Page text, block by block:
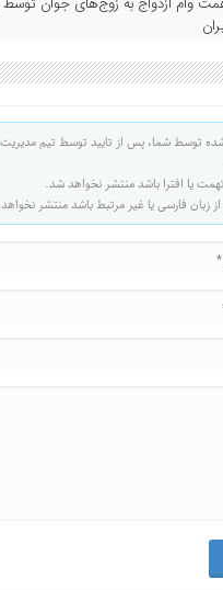
توسط شما، پس از تایید توسط تیم
یا افترا باشد منتشر نخواهد شد.
از زبان فارسی یا غیر مرتبط باشد منتشر